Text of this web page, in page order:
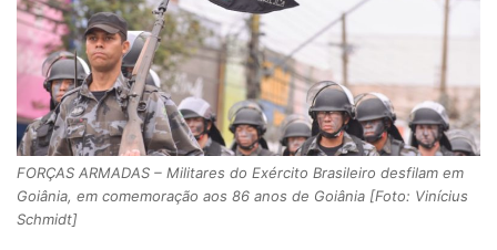
FORÇAS ARMADAS – Militares do Exército Brasileiro desfilam em
Goiânia, em comemoração aos 86 anos de Goiânia [Foto: Vinícius
Schmidt]